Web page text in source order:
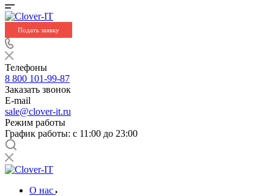
Подать заявку
Телефоны
8 800 101-99-87
Заказать звонок
E-mail
sale@clover-it.ru
Режим работы
График работы: с 11:00 до 23:00
О нас